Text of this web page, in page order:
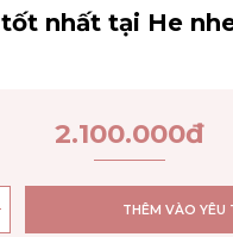
tốt nhất tại He
2.100.000đ
THÊM VÀO YÊU